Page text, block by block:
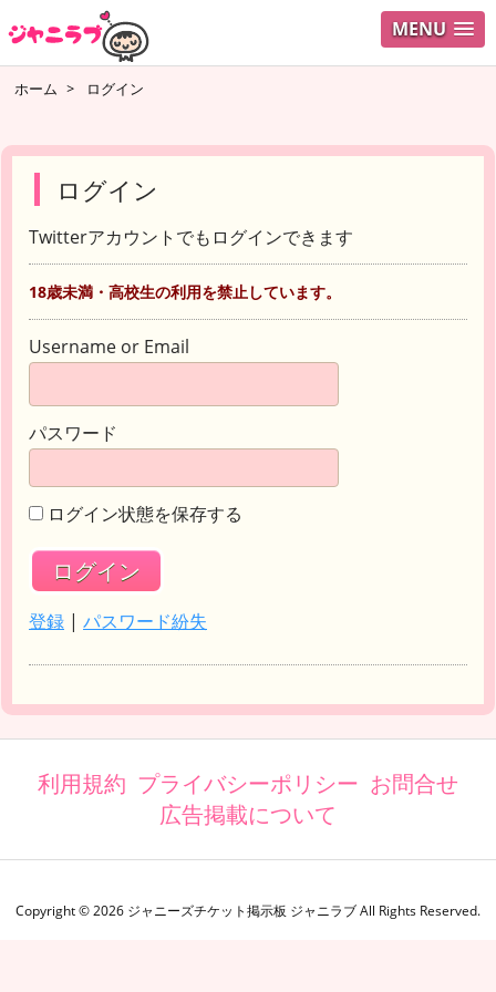
MENU
ホーム > ログイン
ログイン
Twitterアカウントでもログインできます
18歳未満・高校生の利用を禁止しています。
Username or Email
パスワード
ログイン状態を保存する
登録 | パスワード紛失
利用規約 プライバシーポリシー お問合せ
広告掲載について
Copyright ©2026 ジャニーズチケット掲示板 ジャニラブAll Rights Reserved.